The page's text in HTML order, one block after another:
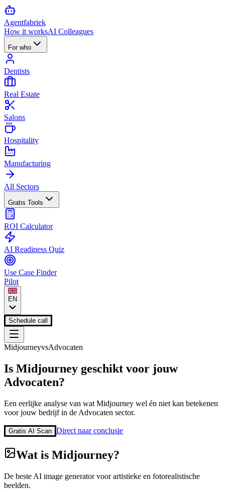
Agentfabriek
How it worksAI Colleagues
For who
Dentists
Real Estate
Salons
Hospitality
Manufacturing
All Sectors
Gratis Tools
ROI Calculator
AI Readiness Quiz
Use Case Finder
Pilot
EN
Schedule call
MidjourneyvsAdvocaten
Is Midjourney geschikt voor jouw
Advocaten?
Een eerlijke analyse van wat Midjourney wel én niet kan betekenen
voor jouw bedrijf in de Advocaten sector.
Gratis AI Scan Direct naar conclusie
Wat is Midjourney?
De beste AI image generator voor artistieke en fotorealistische
beelden.